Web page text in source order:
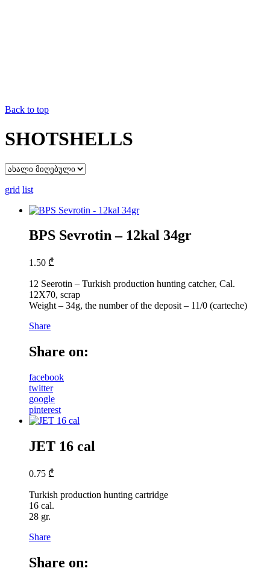
Back to top
SHOTSHELLS
grid list
BPS Sevrotin – 12kal 34gr
1.50 ₾
12 Seerotin – Turkish production hunting catcher, Cal.
12X70, scrap
Weight – 34g, the number of the deposit – 11/0 (carteche)
Share
Share on:
facebook
twitter
google
pinterest
JET 16 cal
0.75 ₾
Turkish production hunting cartridge
16 cal.
28 gr.
Share
Share on: